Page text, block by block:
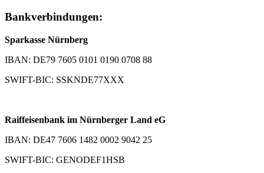
Bankverbindungen:
Sparkasse Nürnberg
IBAN: DE79 7605 0101 0190 0708 88
SWIFT-BIC: SSKNDE77XXX
Raiffeisenbank im Nürnberger Land eG
IBAN: DE47 7606 1482 0002 9042 25
SWIFT-BIC: GENODEF1HSB